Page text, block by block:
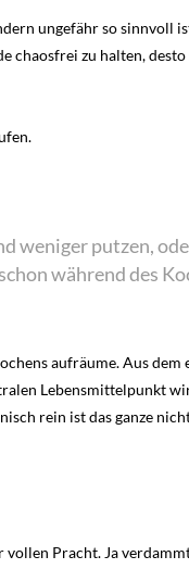
ungefähr so sinnvoll
chaosfrei zu halten,
weniger putzen,
während des
aufräume. Aus dem
Lebensmittelpunkt
rein ist das ganze
Pracht. Ja